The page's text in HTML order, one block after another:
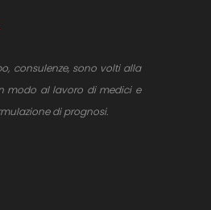
consulenze, sono volti alla
modo al lavoro di medici e
di prognosi.